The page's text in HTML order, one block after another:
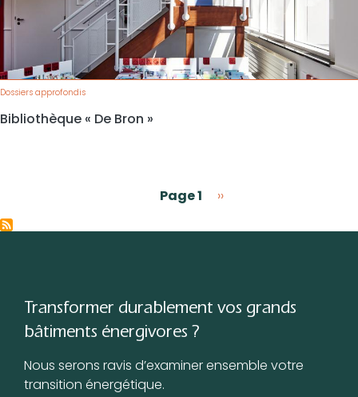
Dossiers approfondis
Bibliothèque « De Bron »
Page 1 Next page
››
Transformer durablement vos grands
bâtiments énergivores ?
Nous serons ravis d’examiner ensemble votre
transition énergétique.